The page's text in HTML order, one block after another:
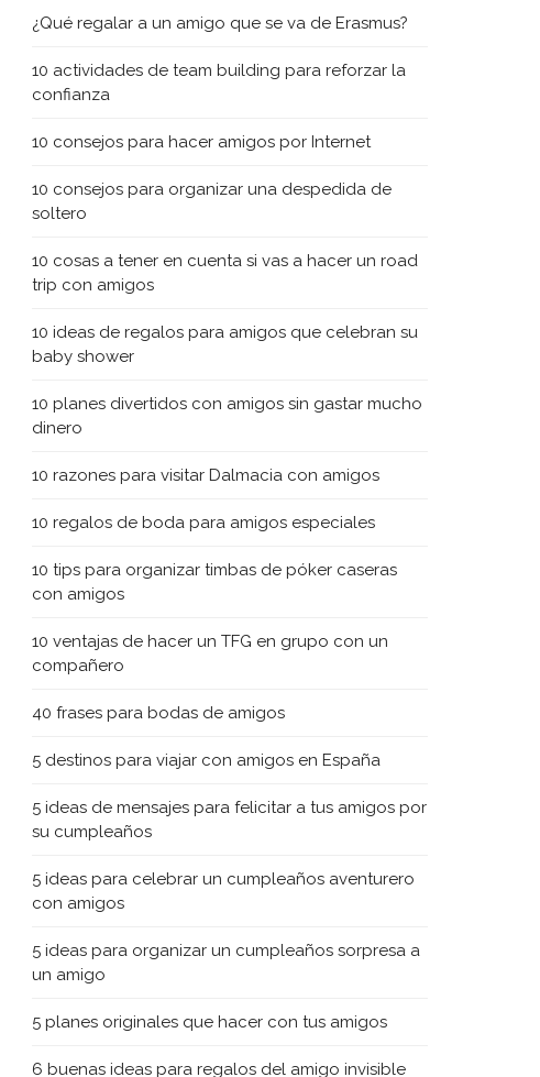
¿Qué regalar a un amigo que se va de Erasmus?
10 actividades de team building para reforzar la
confianza
10 consejos para hacer amigos por Internet
10 consejos para organizar una despedida de
soltero
10 cosas a tener en cuenta si vas a hacer un road
trip con amigos
10 ideas de regalos para amigos que celebran su
baby shower
10 planes divertidos con amigos sin gastar mucho
dinero
10 razones para visitar Dalmacia con amigos
10 regalos de boda para amigos especiales
10 tips para organizar timbas de póker caseras
con amigos
10 ventajas de hacer un TFG en grupo con un
compañero
40 frases para bodas de amigos
5 destinos para viajar con amigos en España
5 ideas de mensajes para felicitar a tus amigos por
su cumpleaños
5 ideas para celebrar un cumpleaños aventurero
con amigos
5 ideas para organizar un cumpleaños sorpresa a
un amigo
5 planes originales que hacer con tus amigos
6 buenas ideas para regalos del amigo invisible